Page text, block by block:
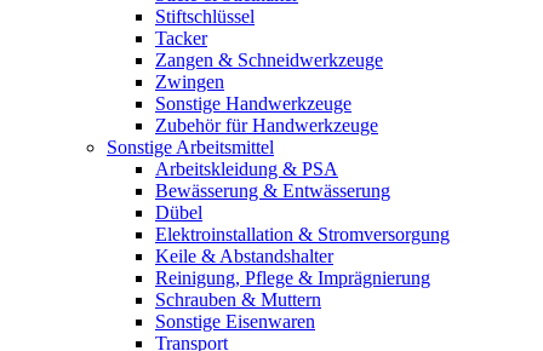
Stiftschlüssel
Tacker
Zangen & Schneidwerkzeuge
Zwingen
Sonstige Handwerkzeuge
Zubehör für Handwerkzeuge
Sonstige Arbeitsmittel
Arbeitskleidung & PSA
Bewässerung & Entwässerung
Dübel
Elektroinstallation & Stromversorgung
Keile & Abstandshalter
Reinigung, Pflege & Imprägnierung
Schrauben & Muttern
Sonstige Eisenwaren
Transport